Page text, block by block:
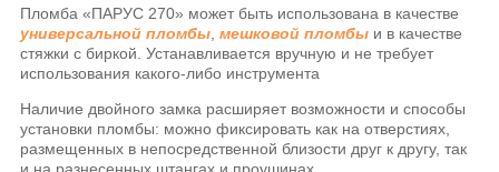
Пломба «ПАРУС 270» может быть использована в качестве
универсальной пломбы ,мешковой пломбы и в качестве
стяжки с биркой. Устанавливается вручную и не требует
использования какого-либо инструмента
Наличие двойного замка расширяет возможности и способы
установки пломбы: можно фиксировать как на отверстиях,
размещенных в непосредственной близости друг к другу, так
и на разнесенных штангах и проушинах.